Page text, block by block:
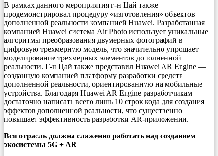
В рамках данного мероприятия г-н Цай также
продемонстрировал процедуру «изготовления» объектов
дополненной реальности компанией Huawei. Разработанная
компанией Huawei система Air Photo использует уникальные
алгоритмы преобразования двумерных фотографий в
цифровую трехмерную модель, что значительно упрощает
моделирование трехмерных элементов дополненной
реальности. Г-н Цай также представил Huawei AR Engine —
созданную компанией платформу разработки средств
дополненной реальности, ориентированную на мобильные
устройства. Благодаря Huawei AR Engine разработчикам
достаточно написать всего лишь 10 строк кода для создания
эффектов дополненной реальности, что существенно
повышает эффективность разработки AR-приложений.
Вся отрасль должна слаженно работать над созданием
экосистемы 5G + AR